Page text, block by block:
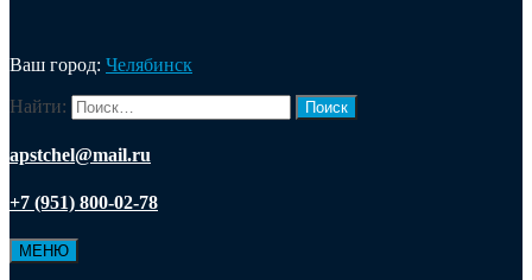
Ваш город: Челябинск
Найти:
apstchel@mail.ru
+7 (951) 800-02-78
МЕНЮ